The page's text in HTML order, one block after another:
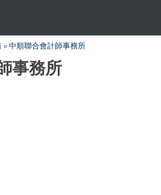
» 中順聯合會計師事務所
事務所